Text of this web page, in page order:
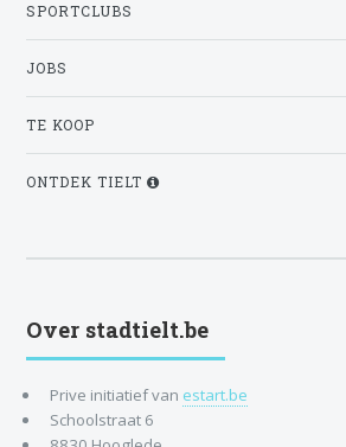
SPORTCLUBS
JOBS
TE KOOP
ONTDEK TIELT
Over stadtielt.be
Prive initiatief van estart.be
Schoolstraat 6